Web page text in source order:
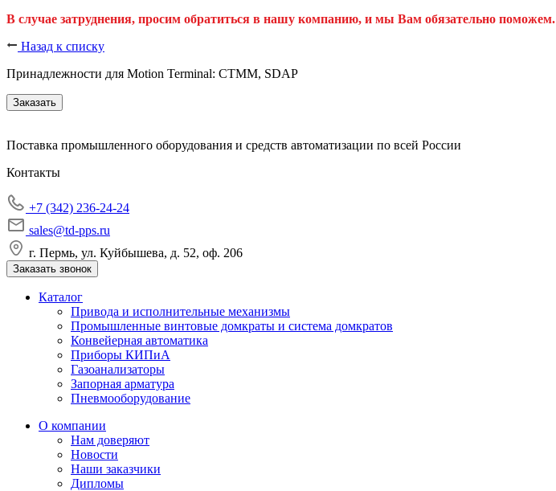
В случае затруднения, просим обратиться в нашу компанию, и мы Вам обязательно поможем.
Назад к списку
Принадлежности для Motion Terminal: CTMM, SDAP
Заказать
Поставка промышленного оборудования и средств автоматизации по всей России
Контакты
+7 (342) 236-24-24
sales@td-pps.ru
г. Пермь, ул. Куйбышева, д. 52, оф. 206
Заказать звонок
Каталог
Привода и исполнительные механизмы
Промышленные винтовые домкраты и система домкратов
Конвейерная автоматика
Приборы КИПиА
Газоанализаторы
Запорная арматура
Пневмооборудование
О компании
Нам доверяют
Новости
Наши заказчики
Дипломы